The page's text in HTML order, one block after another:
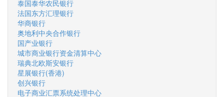
泰国泰华农民银行
法国东方汇理银行
华商银行
奥地利中央合作银行
国产业银行
城市商业银行资金清算中心
瑞典北欧斯安银行
星展银行(香港)
创兴银行
电子商业汇票系统处理中心